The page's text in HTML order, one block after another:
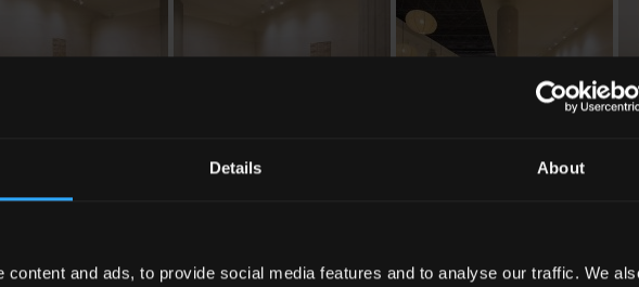
Details About
content and ads, to provide social media features and to analyse our traffic. We